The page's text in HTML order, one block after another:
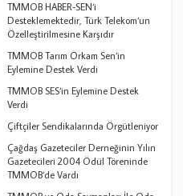
TMMOB HABER-SEN‘i
Desteklemektedir, Türk Telekom‘un
Özelleştirilmesine Karşıdır
TMMOB Tarım Orkam Sen‘in
Eylemine Destek Verdi
TMMOB SES‘in Eylemine Destek
Verdi
Çiftçiler Sendikalarında Örgütleniyor
Çağdaş Gazeteciler Derneğinin Yılın
Gazetecileri 2004 Ödül Töreninde
TMMOB‘de Vardı